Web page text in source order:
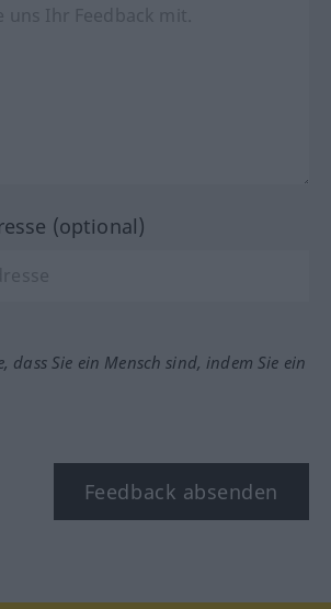
(optional)
dass Sie ein Mensch sind, indem Sie ein
Feedback absenden